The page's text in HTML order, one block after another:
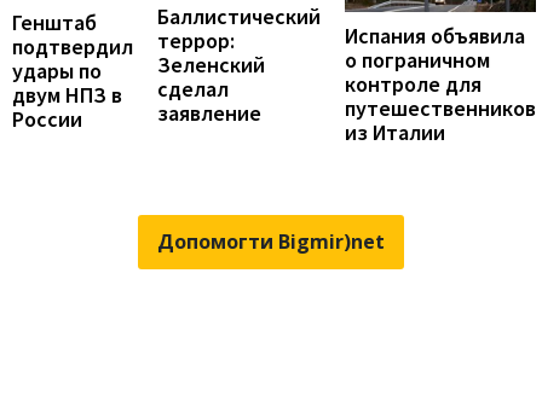
Генштаб
подтвердил
удары по
двум НПЗ в
России
Баллистический
террор:
Зеленский
сделал
заявление
Испания объявила
о пограничном
контроле для
путешественников
из Италии
Допомогти Bigmir)net